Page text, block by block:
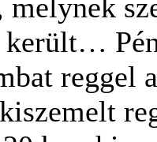
került…
reggel